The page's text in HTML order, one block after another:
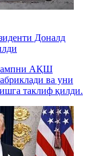
Доналд
АҚШ
ва уни
таклиф қилди.